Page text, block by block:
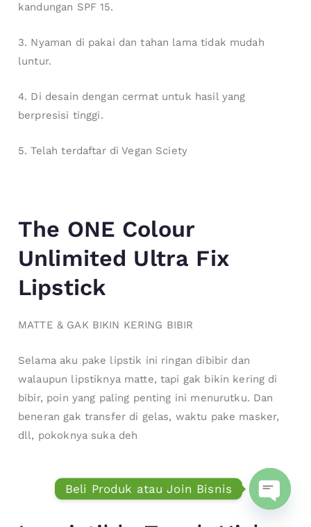
kandungan SPF 15.
3. Nyaman di pakai dan tahan lama tidak mudah
luntur.
4. Di desain dengan cermat untuk hasil yang
berpresisi tinggi.
5. Telah terdaftar di Vegan Sciety
The ONE Colour
Unlimited Ultra Fix
Lipstick
MATTE & GAK BIKIN KERING BIBIR
Selama aku pake lipstik ini ringan dibibir dan
walaupun lipstiknya matte, tapi gak bikin kering di
bibir, poin yang paling penting ini menurutku. Dan
beneran gak transfer di gelas, waktu pake masker,
dll, pokoknya suka deh
Beli Produk atau Join Bisnis